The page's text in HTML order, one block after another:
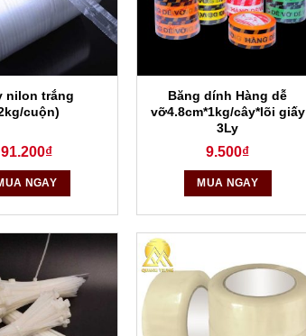
nilon trắng
cuộn)
91.200₫
NGAY
Băng dính Hàng dễ
vỡ4.8cm*1kg/cây*lõi giấy
3Ly
9.500₫
MUA NGAY